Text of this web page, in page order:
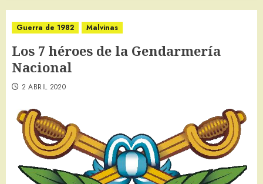
Guerra de 1982 Malvinas
Los 7 héroes de la Gendarmería
Nacional
2 ABRIL 2020